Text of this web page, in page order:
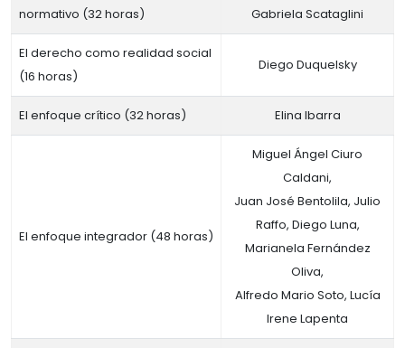
normativo (32 horas)
Gabriela Scataglini
El derecho como realidad social
(16 horas)
Diego Duquelsky
El enfoque crítico (32 horas) Elina Ibarra
El enfoque integrador (48 horas)
Miguel Ángel Ciuro
Caldani,
Juan José Bentolila, Julio
Raffo, Diego Luna,
Marianela Fernández
Oliva,
Alfredo Mario Soto, Lucía
Irene Lapenta